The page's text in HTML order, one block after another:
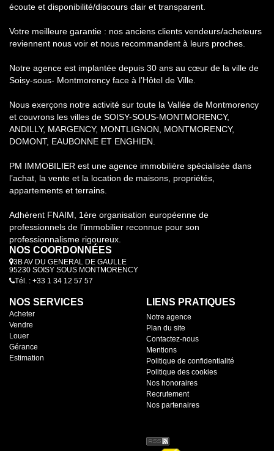
écoute et disponibilité/discours clair et transparent.
Votre meilleure garantie : nos anciens clients vendeurs/acheteurs
reviennent nous voir et nous recommandent à leurs proches.
Notre agence est implantée depuis 30 ans au cœur de la ville de
Soisy-sous- Montmorency face à l’Hôtel de Ville.
Nous exerçons notre activité sur toute la Vallée de Montmorency
et couvrons les villes de SOISY-SOUS-MONTMORENCY,
ANDILLY, MARGENCY, MONTLIGNON, MONTMORENCY,
DOMONT, EAUBONNE ET ENGHIEN.
PM IMMOBILIER est une agence immobilière spécialisée dans
l’achat, la vente et la location de maisons, propriétés,
appartements et terrains.
Adhérent FNAIM, 1ère organisation européenne de
professionnels de l’immobilier reconnue pour son
professionnalisme rigoureux.
NOS COORDONNÉES
3B AV DU GENERAL DE GAULLE
95230 SOISY SOUS MONTMORENCY
Tél. : +33 1 34 12 57 57
NOS SERVICES
Acheter
Vendre
Louer
Gérance
Estimation
LIENS PRATIQUES
Notre agence
Plan du site
Contactez-nous
Mentions
Politique de confidentialité
Politique des cookies
Nos honoraires
Recrutement
Nos partenaires